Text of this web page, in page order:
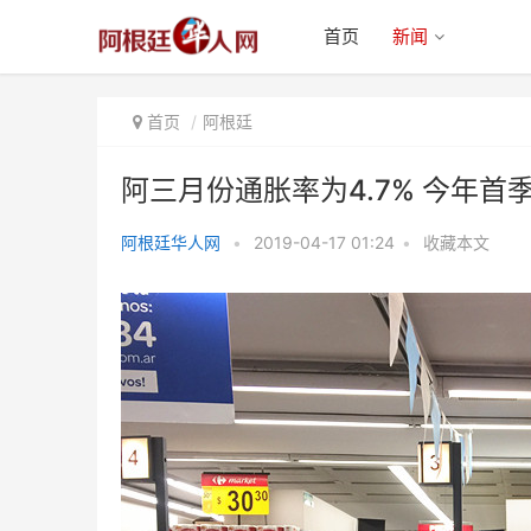
首页 新闻
首页 阿根廷
阿三月份通胀率为4.7% 今年首
阿根廷华人网 • 2019-04-17 01:24 • 收藏本文
度累计已达11.8